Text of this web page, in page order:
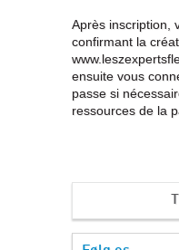
Après inscription,
confirmant la
ensuite vous
passe si
ressources de la